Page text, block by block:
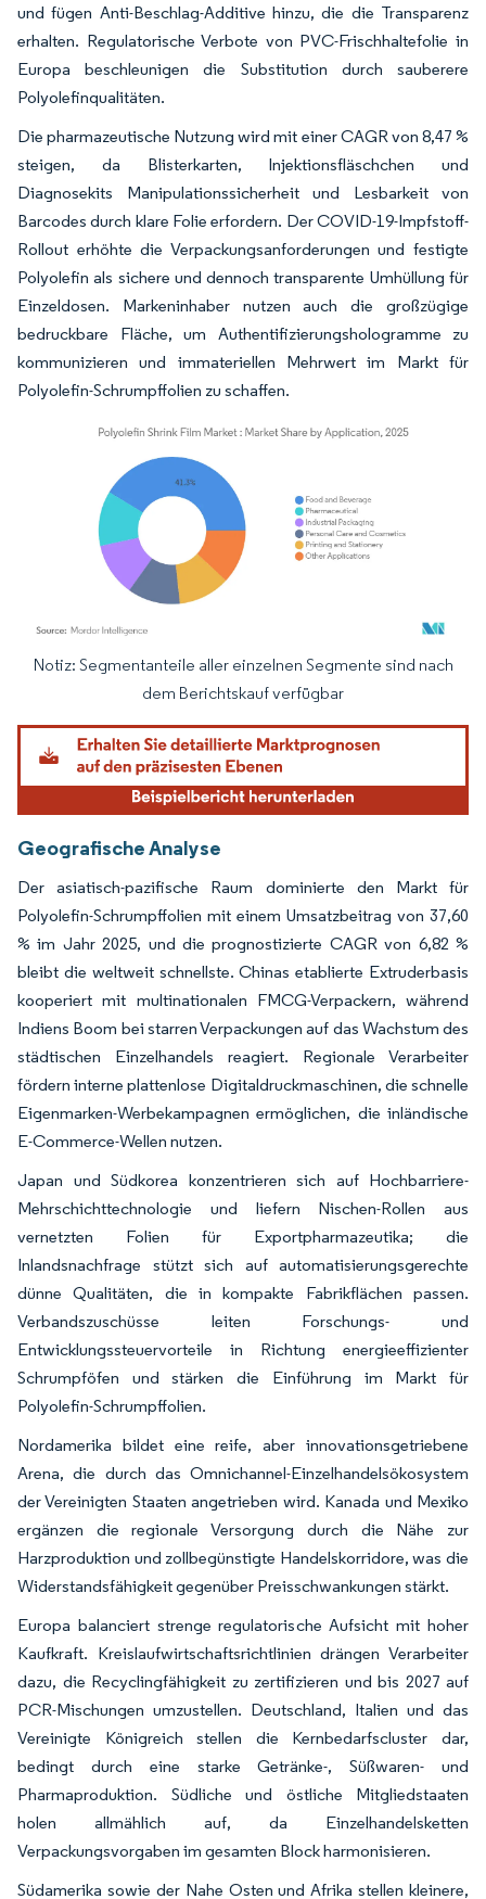
und fügen Anti-Beschlag-Additive hinzu, die die Transparenz
erhalten. Regulatorische Verbote von PVC-Frischhaltefolie in
Europa beschleunigen die Substitution durch sauberere
Polyolefinqualitäten.
Die pharmazeutische Nutzung wird mit einer CAGR von 8,47 %
steigen, da Blisterkarten, Injektionsfläschchen und
Diagnosekits Manipulationssicherheit und Lesbarkeit von
Barcodes durch klare Folie erfordern. Der COVID-19-Impfstoff-
Rollout erhöhte die Verpackungsanforderungen und festigte
Polyolefin als sichere und dennoch transparente Umhüllung für
Einzeldosen. Markeninhaber nutzen auch die großzügige
bedruckbare Fläche, um Authentifizierungshologramme zu
kommunizieren und immateriellen Mehrwert im Markt für
Polyolefin-Schrumpffolien zu schaffen.
Bild © Mordor Intelligence. Wiederverwendung erfordert Namensnennung
Notiz: Segmentanteile aller einzelnen Segmente sind nach
dem Berichtskauf verfügbar
Geografische Analyse
Der asiatisch-pazifische Raum dominierte den Markt für
Polyolefin-Schrumpffolien mit einem Umsatzbeitrag von 37,60
% im Jahr 2025, und die prognostizierte CAGR von 6,82 %
bleibt die weltweit schnellste. Chinas etablierte Extruderbasis
kooperiert mit multinationalen FMCG-Verpackern, während
Indiens Boom bei starren Verpackungen auf das Wachstum des
städtischen Einzelhandels reagiert. Regionale Verarbeiter
fördern interne plattenlose Digitaldruckmaschinen, die schnelle
Eigenmarken-Werbekampagnen ermöglichen, die inländische
E-Commerce-Wellen nutzen.
Japan und Südkorea konzentrieren sich auf Hochbarriere-
Mehrschichttechnologie und liefern Nischen-Rollen aus
vernetzten Folien für Exportpharmazeutika; die
Inlandsnachfrage stützt sich auf automatisierungsgerechte
dünne Qualitäten, die in kompakte Fabrikflächen passen.
Verbandszuschüsse leiten Forschungs- und
Entwicklungssteuervorteile in Richtung energieeffizienter
Schrumpföfen und stärken die Einführung im Markt für
Polyolefin-Schrumpffolien.
Nordamerika bildet eine reife, aber innovationsgetriebene
Arena, die durch das Omnichannel-Einzelhandelsökosystem
der Vereinigten Staaten angetrieben wird. Kanada und Mexiko
ergänzen die regionale Versorgung durch die Nähe zur
Harzproduktion und zollbegünstigte Handelskorridore, was die
Widerstandsfähigkeit gegenüber Preisschwankungen stärkt.
Europa balanciert strenge regulatorische Aufsicht mit hoher
Kaufkraft. Kreislaufwirtschaftsrichtlinien drängen Verarbeiter
dazu, die Recyclingfähigkeit zu zertifizieren und bis 2027 auf
PCR-Mischungen umzustellen. Deutschland, Italien und das
Vereinigte Königreich stellen die Kernbedarfscluster dar,
bedingt durch eine starke Getränke-, Süßwaren- und
Pharmaproduktion. Südliche und östliche Mitgliedstaaten
holen allmählich auf, da Einzelhandelsketten
Verpackungsvorgaben im gesamten Block harmonisieren.
Südamerika sowie der Nahe Osten und Afrika stellen kleinere,